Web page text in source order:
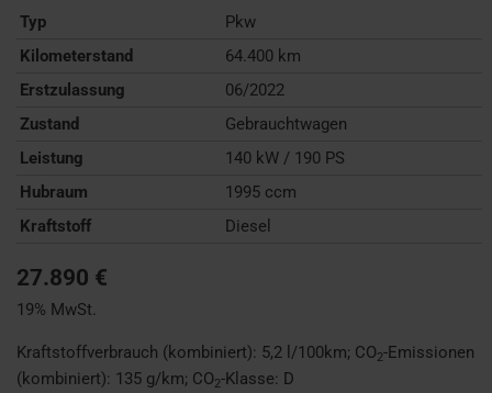
Typ
Pkw
Kilometerstand
64.400 km
Erstzulassung
06/2022
Zustand
Gebrauchtwagen
Leistung
140 kW / 190 PS
Hubraum
1995 ccm
Kraftstoff
Diesel
27.890 €
19% MwSt.
Kraftstoffverbrauch (kombiniert): 5,2 l/100km; CO2-Emissionen
(kombiniert): 135 g/km; CO2-Klasse: D